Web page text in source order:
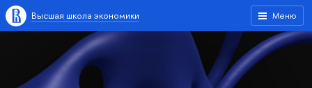
Меню
Высшая школа экономики